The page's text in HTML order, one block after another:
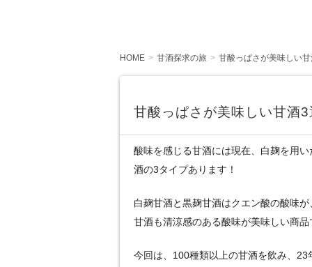
HOME 甘酒探求の旅 甘酸っぱさが美味しい
甘酸っぱさが美味しい甘酒
酸味を感じる甘酒には現在、白麹を用
酒の3タイプあります！
白麹甘酒と黒麹甘酒はクエン酸の酸味
甘酒も清涼感のある酸味が美味しい商品
今回は、100種類以上の甘酒を飲み、